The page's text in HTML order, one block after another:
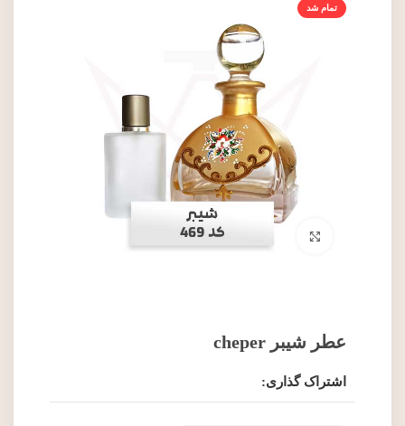
تمام شد
برای بزرگنمایی کلیک کنید
عطر شیبر cheper
اشتراک گذاری: